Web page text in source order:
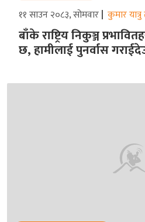
११ साउन २०८३, सोमवार कुमार
बाँके राष्ट्रिय निकुञ्ज
छ, हामीलाई पुनर्वास